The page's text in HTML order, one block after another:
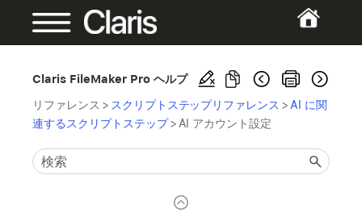
Claris FileMaker Pro ヘルプ
リファレンス > スクリプトステップリファレンス > AI に関
連するスクリプトステップ > AI アカウント設定